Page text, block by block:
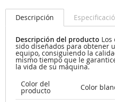
Descripción
Descripción del producto
sido diseñados para obtener
equipo, consiguiendo la
mismo tiempo que le
la vida de su máquina.
Color del
producto Color